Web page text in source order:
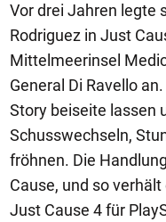
Vor drei Jahren legte
Rodriguez in Just
Mittelmeerinsel
General Di Ravello
Story beiseite lassen
Schusswechseln,
fröhnen. Die
Cause, und so
Just Cause 4 für